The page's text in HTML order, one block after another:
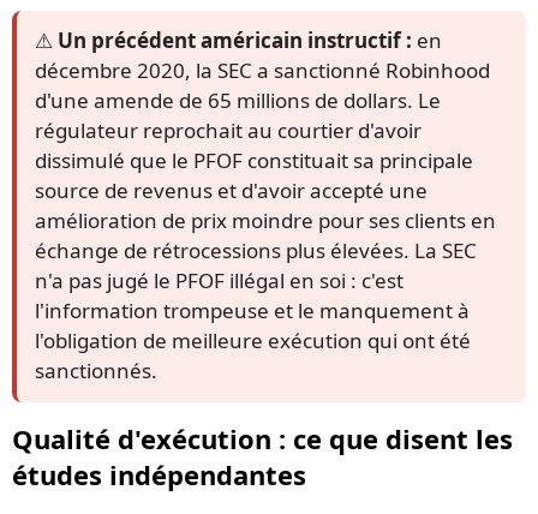
⚠️ Un précédent américain instructif : en
décembre 2020, la SEC a sanctionné Robinhood
d'une amende de 65 millions de dollars. Le
régulateur reprochait au courtier d'avoir
dissimulé que le PFOF constituait sa principale
source de revenus et d'avoir accepté une
amélioration de prix moindre pour ses clients en
échange de rétrocessions plus élevées. La SEC
n'a pas jugé le PFOF illégal en soi : c'est
l'information trompeuse et le manquement à
l'obligation de meilleure exécution qui ont été
sanctionnés.
Qualité d'exécution : ce que disent les
études indépendantes